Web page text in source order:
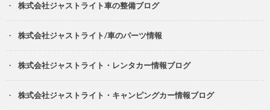
株式会社ジャストライト車の整備ブログ
株式会社ジャストライト/車のパーツ情報
株式会社ジャストライト・レンタカー情報ブログ
株式会社ジャストライト・キャンピングカー情報ブログ